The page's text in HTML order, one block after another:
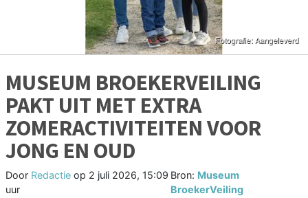
MUSEUM BROEKERVEILING
PAKT UIT MET EXTRA
ZOMERACTIVITEITEN VOOR
JONG EN OUD
Door Redactie op 2 juli 2026, 15:09
uur
Bron: Museum
BroekerVeiling